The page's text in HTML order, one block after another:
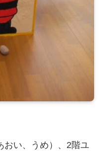
おい、うめ）、2階ユ